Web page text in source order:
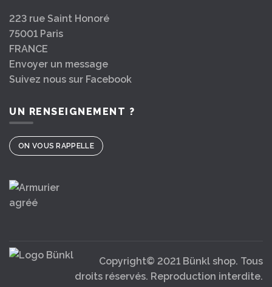
223 rue Saint Honoré
75001 Paris
FRANCE
Envoyer un message
Suivez nous sur Facebook
UN RENSEIGNEMENT ?
ON VOUS RAPPELLE
Copyright© 2021 Bünkl shop. Tous
droits réservés. Reproduction interdite.